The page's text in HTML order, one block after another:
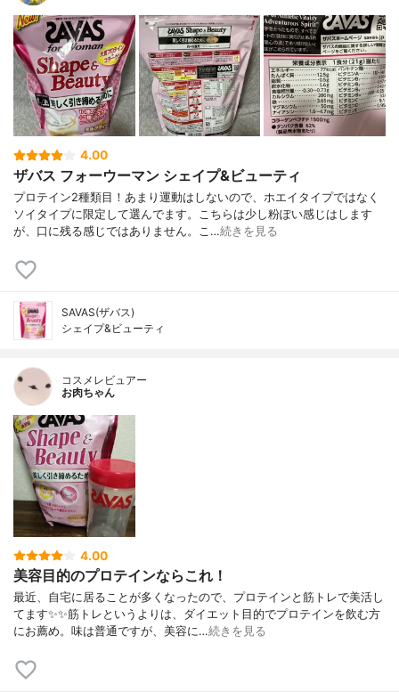
4.00
ザバス フォーウーマン シェイプ&ビューティ
プロテイン2種類目！あまり運動はしないので、ホエイタイプではなく
ソイタイプに限定して選んでます。こちらは少し粉ぽい感じはします
が、口に残る感じではありません。こ…続きを見る
SAVAS(ザバス)
シェイプ&ビューティ
コスメレビュアー
お肉ちゃん
4.00
美容目的のプロテインならこれ！
最近、自宅に居ることが多くなったので、プロテインと筋トレで美活し
てます✨✨筋トレというよりは、ダイエット目的でプロテインを飲む方
にお薦め。味は普通ですが、美容に…続きを見る